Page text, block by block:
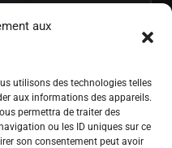
aux
utilisons des technologies telles
aux informations des appareils.
permettra de traiter des
ou les ID uniques sur ce
son consentement peut avoir
formateur, auteur et
des formations, livres et